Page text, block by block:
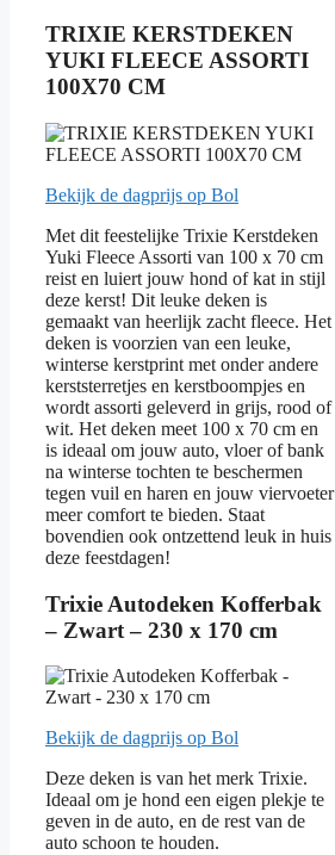
TRIXIE KERSTDEKEN
YUKI FLEECE ASSORTI
100X70 CM
Bekijk de dagprijs op Bol
Met dit feestelijke Trixie Kerstdeken
Yuki Fleece Assorti van 100 x 70 cm
reist en luiert jouw hond of kat in stijl
deze kerst! Dit leuke deken is
gemaakt van heerlijk zacht fleece. Het
deken is voorzien van een leuke,
winterse kerstprint met onder andere
kerststerretjes en kerstboompjes en
wordt assorti geleverd in grijs, rood of
wit. Het deken meet 100 x 70 cm en
is ideaal om jouw auto, vloer of bank
na winterse tochten te beschermen
tegen vuil en haren en jouw viervoeter
meer comfort te bieden. Staat
bovendien ook ontzettend leuk in huis
deze feestdagen!
Trixie Autodeken Kofferbak
– Zwart – 230 x 170 cm
Bekijk de dagprijs op Bol
Deze deken is van het merk Trixie.
Ideaal om je hond een eigen plekje te
geven in de auto, en de rest van de
auto schoon te houden.